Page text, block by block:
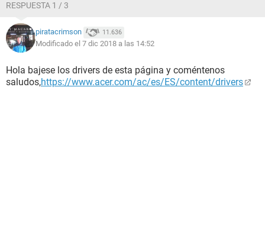
RESPUESTA 1 / 3
piratacrimson 11.636
Modificado el 7 dic 2018 a las 14:52
Hola bajese los drivers de esta página y coméntenos
saludos,https://www.acer.com/ac/es/ES/content/drivers